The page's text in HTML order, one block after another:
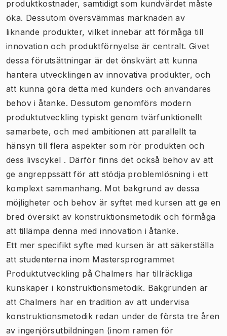
produktkostnader, samtidigt som kundvärdet måste
öka. Dessutom översvämmas marknaden av
liknande produkter, vilket innebär att förmåga till
innovation och produktförnyelse är centralt. Givet
dessa förutsättningar är det önskvärt att kunna
hantera utvecklingen av innovativa produkter, och
att kunna göra detta med kunders och användares
behov i åtanke. Dessutom genomförs modern
produktutveckling typiskt genom tvärfunktionellt
samarbete, och med ambitionen att parallellt ta
hänsyn till flera aspekter som rör produkten och
dess livscykel . Därför finns det också behov av att
ge angreppssätt för att stödja problemlösning i ett
komplext sammanhang. Mot bakgrund av dessa
möjligheter och behov är syftet med kursen att ge en
bred översikt av konstruktionsmetodik och förmåga
att tillämpa denna med innovation i åtanke.
Ett mer specifikt syfte med kursen är att säkerställa
att studenterna inom Mastersprogrammet
Produktutveckling på Chalmers har tillräckliga
kunskaper i konstruktionsmetodik. Bakgrunden är
att Chalmers har en tradition av att undervisa
konstruktionsmetodik redan under de första tre åren
av ingenjörsutbildningen (inom ramen för